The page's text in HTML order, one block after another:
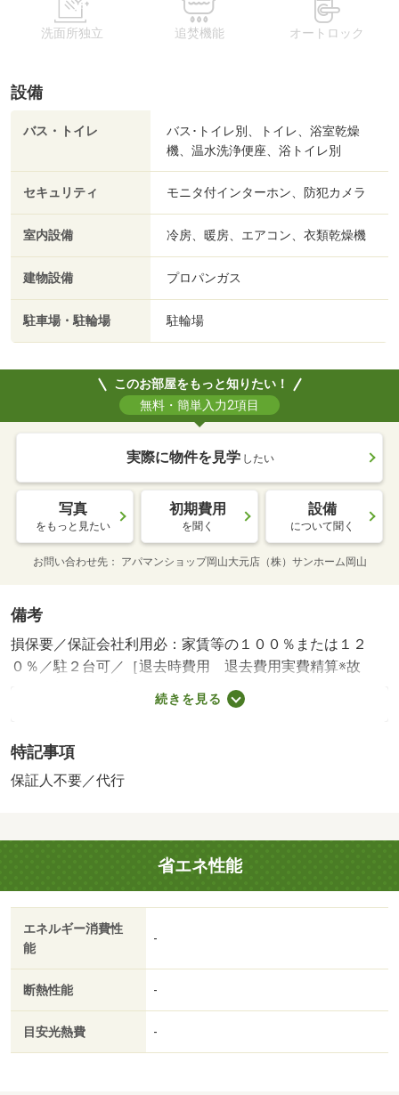
洗面所独立 追焚機能 オートロック
設備
バス・トイレ
バス･トイレ別、トイレ、浴室乾燥
機、温水洗浄便座、浴トイレ別
セキュリティ モニタ付インターホン、防犯カメラ
室内設備 冷房、暖房、エアコン、衣類乾燥機
建物設備 プロパンガス
駐車場・駐輪場 駐輪場
このお部屋をもっと知りたい！
無料・簡単入力2項目
実際に物件を見学 したい
写真
をもっと見たい
初期費用
を聞く
設備
について聞く
お問い合わせ先 アパマンショップ岡山大元店（株）サンホーム岡山
備考
損保要／保証会社利用必：家賃等の１００％または１２
０％／駐２台可／［退去時費用 退去費用実費精算※故
意・過失等別途実費］環境維持費：１ヶ月５５０円（税
込）、鍵交換費：ご契約時１６５００円（税込）、退去時
有料、更新手数料：１６５００円（税込）、保証委託料：
必要 保証会社：プラザ賃貸保証／バストイレ別／エアコ
パンガス／礼金１ヶ月／保証会社利用可/賃貸戸数:10戸
続きを見る
特記事項
保証人不要／代行
省エネ性能
エネルギー消費性
能
-
断熱性能 -
目安光熱費 -